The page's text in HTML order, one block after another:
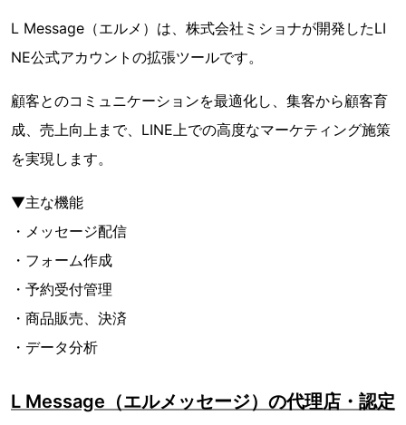
L Message（エルメ）は、株式会社ミショナが開発したLI
NE公式アカウントの拡張ツールです。
顧客とのコミュニケーションを最適化し、集客から顧客育
成、売上向上まで、LINE上での高度なマーケティング施策
を実現します。
▼主な機能
・メッセージ配信
・フォーム作成
・予約受付管理
・商品販売、決済
・データ分析
L Message（エルメッセージ）の代理店・認定